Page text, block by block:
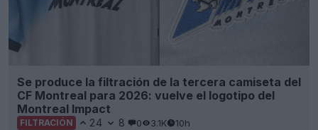
Se produce la filtración de la tercera camiseta del
CF Montreal para 2026: vuelve el logotipo del
Montreal Impact
FILTRACIÓN 24 8 0 3.1K 10h